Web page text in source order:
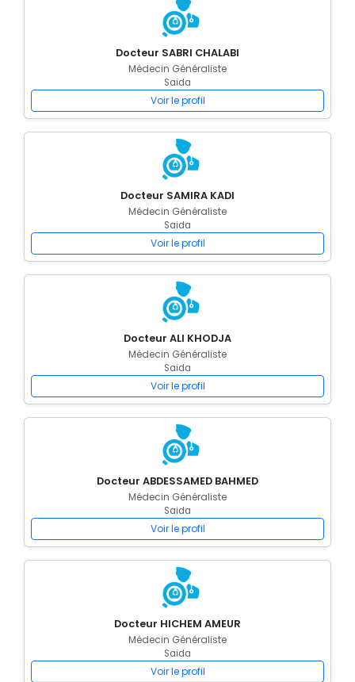
Docteur SABRI CHALABI
Médecin Généraliste
Saida
Voir le profil
Docteur SAMIRA KADI
Médecin Généraliste
Saida
Voir le profil
Docteur ALI KHODJA
Médecin Généraliste
Saida
Voir le profil
Docteur ABDESSAMED BAHMED
Médecin Généraliste
Saida
Voir le profil
Docteur HICHEM AMEUR
Médecin Généraliste
Saida
Voir le profil